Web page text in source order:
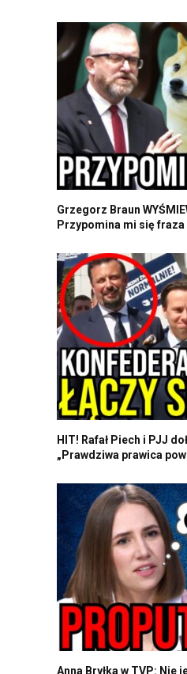
Grzegorz Braun
Przypomina mi się fraza
HIT! Rafał Piech i PJJ
„Prawdziwa prawica
Anna Bryłka w TVP: Nie